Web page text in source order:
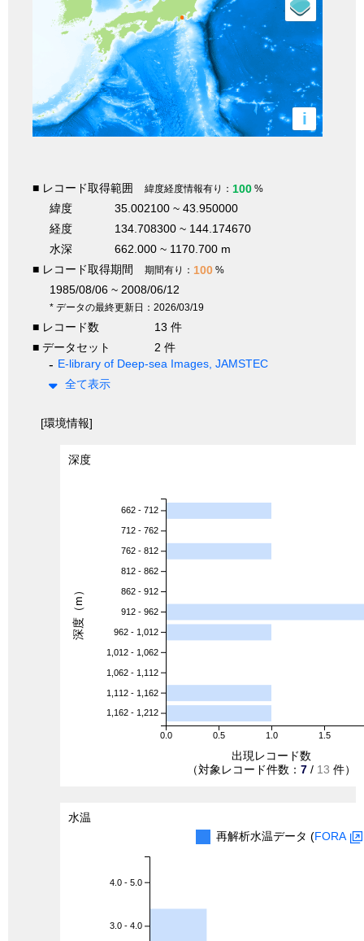
i
■ レコード取得範囲 緯度経度情報有り： 100 %
緯度
35.002100 ~ 43.950000
経度
134.708300 ~ 144.174670
水深
662.000 ~ 1170.700 m
■ レコード取得期間
期間有り： 100 %
1985/08/06 ~ 2008/06/12
* データの最終更新日：2026/03/19
■ レコード数
13 件
■ データセット
2 件
E-library of Deep-sea Images, JAMSTEC
全て表示
[環境情報]
深度
0.0 0.5 1.0 1.5
662 - 712
712 - 762
762 - 812
812 - 862
862 - 912
912 - 962
962 - 1,012
1,012 - 1,062
1,062 - 1,112
1,112 - 1,162
1,162 - 1,212
出現レコード数
（対象レコード件数： 7 / 13 件）
深度（m）
水温
再解析水温データ (FORA
4.0 - 5.0
3.0 - 4.0